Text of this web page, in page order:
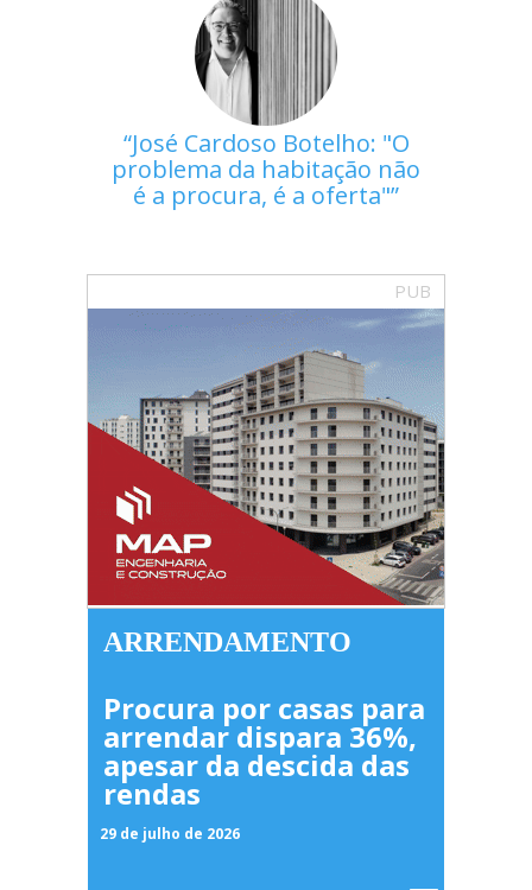
José Cardoso Botelho: "O
problema da habitação não
é a procura, é a oferta"
PUB
ARRENDAMENTO
Procura por casas para
arrendar dispara 36%,
apesar da descida das
rendas
29 de julho de 2026